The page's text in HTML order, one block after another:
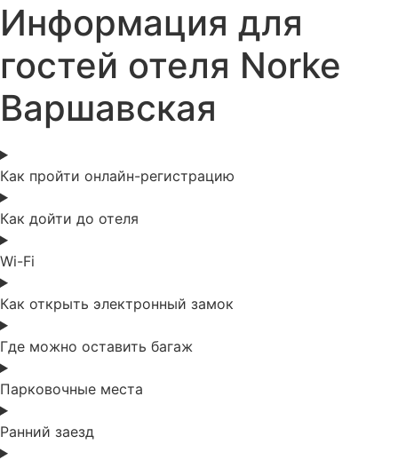
Информация для
гостей отеля Norke
Варшавская
Как пройти онлайн-регистрацию
Как дойти до отеля
Wi-Fi
Как открыть электронный замок
Где можно оставить багаж
Парковочные места
Ранний заезд